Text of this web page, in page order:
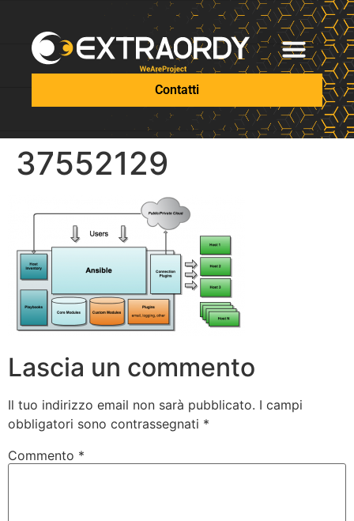
Contatti
37552129
Lascia un commento
Il tuo indirizzo email non sarà pubblicato. I campi
obbligatori sono contrassegnati *
Commento *